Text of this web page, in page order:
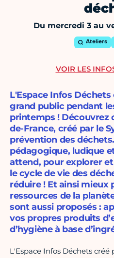
Du mercredi 3 au
Ateliers
L'Espace Infos
grand public pendant
printemps ! Découvrez
de-France, créé par le
prévention des
pédagogique, ludique
attend, pour explorer
le cycle de vie des
réduire ! Et ainsi mieux
ressources de la
sont aussi proposés :
vos propres produits
d’hygiène à base
L'Espace Infos Déchets créé
VOIR LES